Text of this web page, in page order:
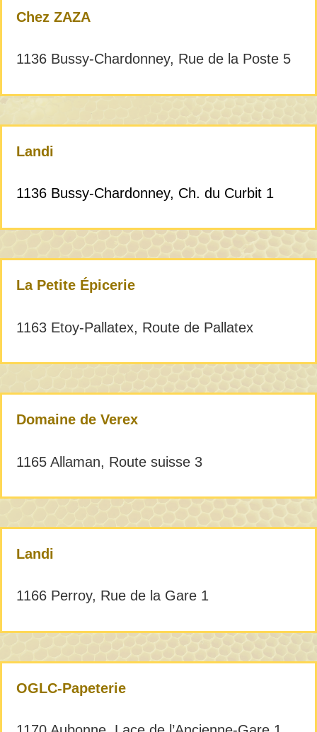
Chez ZAZA
1136 Bussy-Chardonney, Rue de la Poste 5
Landi
1136 Bussy-Chardonney, Ch. du Curbit 1
La Petite Épicerie
1163 Etoy-Pallatex, Route de Pallatex
Domaine de Verex
1165 Allaman, Route suisse 3
Landi
1166 Perroy, Rue de la Gare 1
OGLC-Papeterie